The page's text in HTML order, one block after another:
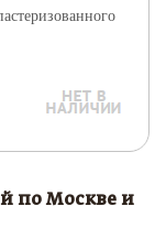
по Москве и